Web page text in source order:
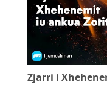
Zjarri i